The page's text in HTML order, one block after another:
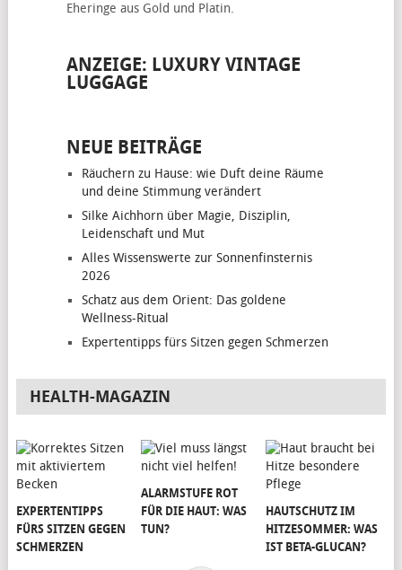
Eheringe aus Gold und Platin.
ANZEIGE: LUXURY VINTAGE
LUGGAGE
NEUE BEITRÄGE
Räuchern zu Hause: wie Duft deine Räume
und deine Stimmung verändert
Silke Aichhorn über Magie, Disziplin,
Leidenschaft und Mut
Alles Wissenswerte zur Sonnenfinsternis
2026
Schatz aus dem Orient: Das goldene
Wellness-Ritual
Expertentipps fürs Sitzen gegen Schmerzen
HEALTH-MAGAZIN
EXPERTENTIPPS
FÜRS SITZEN GEGEN
SCHMERZEN
ALARMSTUFE ROT
FÜR DIE HAUT: WAS
TUN?
HAUTSCHUTZ IM
HITZESOMMER: WAS
IST BETA-GLUCAN?